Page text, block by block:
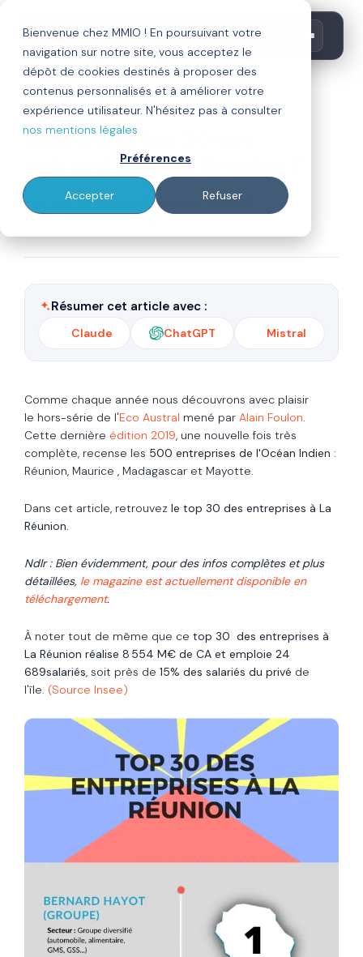
Bienvenue chez MMIO ! En poursuivant votre
navigation sur notre site, vous acceptez le
dépôt de cookies destinés à proposer des
contenus personnalisés et à améliorer votre
expérience utilisateur. N'hésitez pas à consulter
nos mentions légales
Préférences
Accepter Refuser
digitalisation
Quel est le top 30 des
entreprises à La Réunion ?
Par Cossi Nonnonhou
Publié le 28/07/17
Résumer cet article avec :
Claude ChatGPT Mistral
Comme chaque année nous découvrons avec plaisir
le hors-série de l'Eco Austral mené par Alain Foulon.
Cette dernière édition 2019, une nouvelle fois très
complète, recense les 500 entreprises de l'Océan Indien :
Réunion, Maurice , Madagascar et Mayotte.
Dans cet article, retrouvez le top 30 des entreprises à La
Réunion.
Ndlr : Bien évidemment, pour des infos complètes et plus
détaillées, le magazine est actuellement disponible en
téléchargement.
À noter tout de même que ce top 30 des entreprises à
La Réunion réalise 8 554 M€ de CA et emploie 24
689salariés, soit près de 15% des salariés du privé de
l'île. (Source Insee)